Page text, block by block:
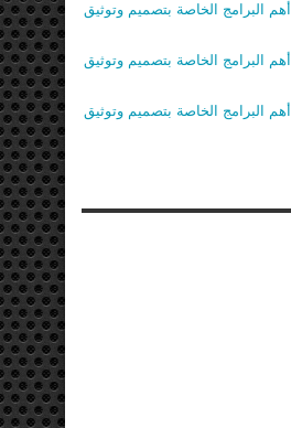
أهم البرامج الخاصة بتصميم وتوثيق
أهم البرامج الخاصة بتصميم وتوثيق
أهم البرامج الخاصة بتصميم وتوثيق